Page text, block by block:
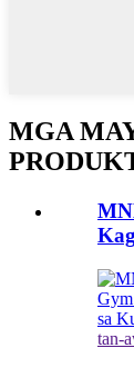
MGA
tan-